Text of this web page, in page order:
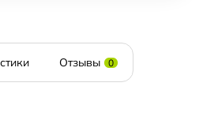
Отзывы 0